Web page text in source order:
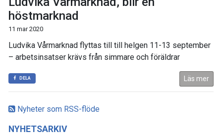
Nyheter som RSS-flöde
NYHETSARKIV
höstmarknad
11 mar 2020
Ludvika Vårmarknad flyttas till till helgen 11-13 september
– arbetsinsatser krävs från simmare och föräldrar
DELA Läs mer